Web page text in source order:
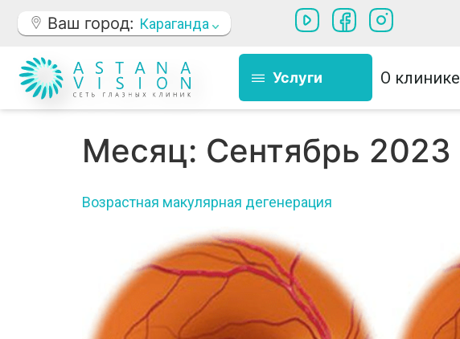
Ваш город: Караганда
Услуги О клинике
Месяц: Сентябрь 2023
Возрастная макулярная дегенерация